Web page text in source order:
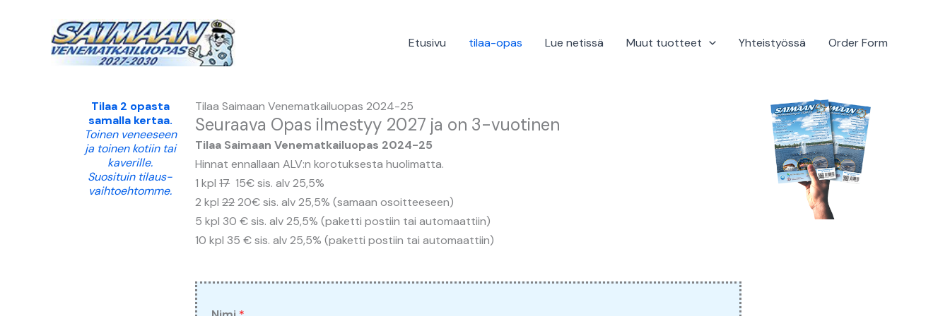
Etusivu tilaa-opas Lue netissä Muut tuotteet Yhteistyössä Order Form
Tilaa 2 opasta
samalla kertaa.
Toinen veneeseen
ja toinen kotiin tai
kaverille.
Suosituin tilaus-
vaihtoehtomme.
Tilaa Saimaan Venematkailuopas 2024-25
Seuraava Opas ilmestyy 2027 ja on 3-vuotinen
Tilaa Saimaan Venematkailuopas 2024-25
Hinnat ennallaan ALV:n korotuksesta huolimatta.
1 kpl17 15€ sis. alv 25,5%
2 kpl2220€ sis. alv 25,5% (samaan osoitteeseen)
5 kpl 30 € sis. alv 25,5% (paketti postiin tai automaattiin)
10 kpl 35 € sis. alv 25,5% (paketti postiin tai automaattiin)